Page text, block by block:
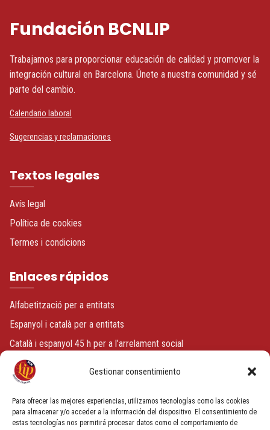
Gestionar consentimiento
Para ofrecer las mejores experiencias, utilizamos tecnologías como las cookies
para almacenar y/o acceder a la información del dispositivo. El consentimiento de
estas tecnologías nos permitirá procesar datos como el comportamiento de
Fundación BCNLIP
Trabajamos para proporcionar educación de calidad y promover la
integración cultural en Barcelona. Únete a nuestra comunidad y sé
parte del cambio.
Calendario laboral
Sugerencias y reclamaciones
Textos legales
Avís legal
Política de cookies
Termes i condicions
Enlaces rápidos
Alfabetització per a entitats
Espanyol i català per a entitats
Català i espanyol 45 h per a l’arrelament social
Espanyol o català + voluntariat
Contacto
info@fundacionbcnlip.com